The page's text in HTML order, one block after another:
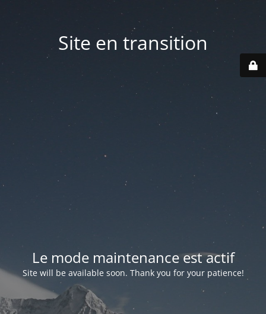
Site en transition
Le mode maintenance est actif
Site will be available soon. Thank you for your patience!